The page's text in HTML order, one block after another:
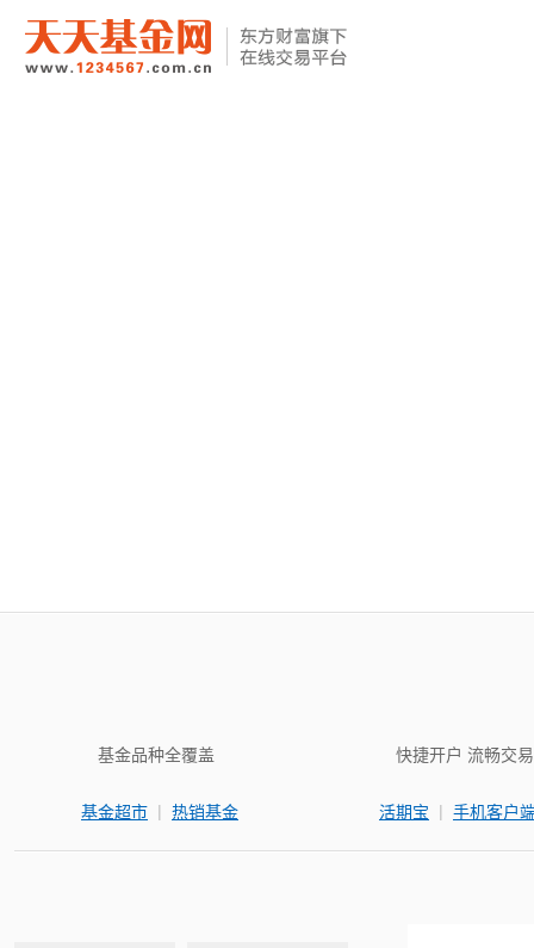
基金品种全覆盖
基金超市 | 热销基金
快捷开户 流畅交易
活期宝 | 手机客户